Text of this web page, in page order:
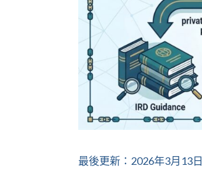
最後更新：2026年3月13日